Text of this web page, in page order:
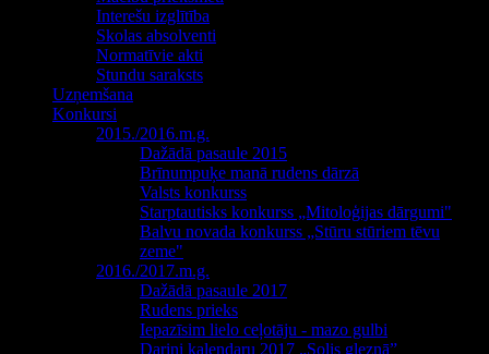
Interešu izglītība
Skolas absolventi
Normatīvie akti
Stundu saraksts
Uzņemšana
Konkursi
2015./2016.m.g.
Dažādā pasaule 2015
Brīnumpuķe manā rudens dārzā
Valsts konkurss
Starptautisks konkurss „Mitoloģijas dārgumi"
Balvu novada konkurss „Stūru stūriem tēvu
zeme"
2016./2017.m.g.
Dažādā pasaule 2017
Rudens prieks
Iepazīsim lielo ceļotāju - mazo gulbi
Darini kalendaru 2017 „Solis gleznā”